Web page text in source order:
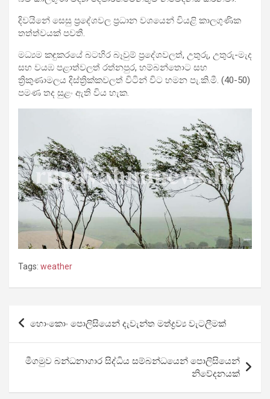
දිවයිනේ සෙසු ප්‍රදේශවල ප්‍රධාන වශයෙන් වියළි කාලගුණික
තත්ත්වයක් පවතී.
මධ්‍යම කඳුකරයේ බටහිර බෑවුම් ප්‍රදේශවලත්, උතුරු, උතුරු-මැද
සහ වයඹ පළාත්වලත් රත්නපුර, හම්බන්තොට සහ
ත්‍රිකුණාමලය දිස්ත්‍රික්කවලත් විටින් විට හමන පැ.කි.මී. (40-50)
පමණ තද සුළං ඇති විය හැක.
Tags: weather
Post
හොංකොං පොලිසියෙන් දැවැන්ත මත්ද්‍රව්‍ය වැටලීමක්
මීගමුව බන්ධනාගාර සිද්ධිය සම්බන්ධයෙන් පොලිසියෙන්
නිවේදනයක්